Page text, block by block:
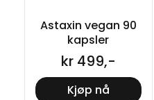
Astaxin vegan 90
kapsler
kr 499,-
Kjøp nå